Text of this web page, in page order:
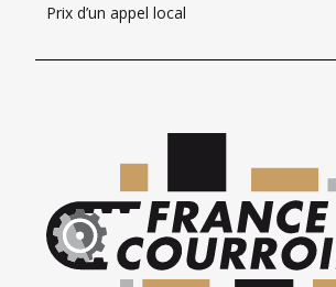
Prix d’un appel local